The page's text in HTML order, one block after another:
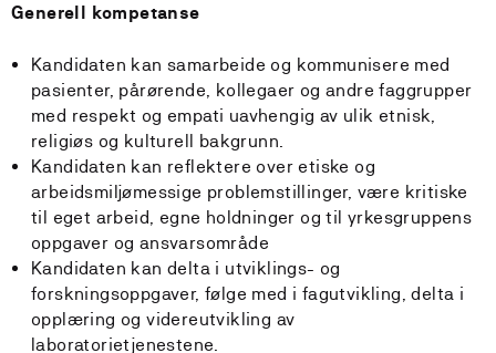
Generell kompetanse
Kandidaten kan samarbeide og kommunisere med
pasienter, pårørende, kollegaer og andre faggrupper
med respekt og empati uavhengig av ulik etnisk,
religiøs og kulturell bakgrunn.
Kandidaten kan reflektere over etiske og
arbeidsmiljømessige problemstillinger, være kritiske
til eget arbeid, egne holdninger og til yrkesgruppens
oppgaver og ansvarsområde
Kandidaten kan delta i utviklings- og
forskningsoppgaver, følge med i fagutvikling, delta i
opplæring og videreutvikling av
laboratorietjenestene.